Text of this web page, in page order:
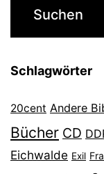
Schlagwörter
20cent Andere
Bücher CD
Eichwalde Exil